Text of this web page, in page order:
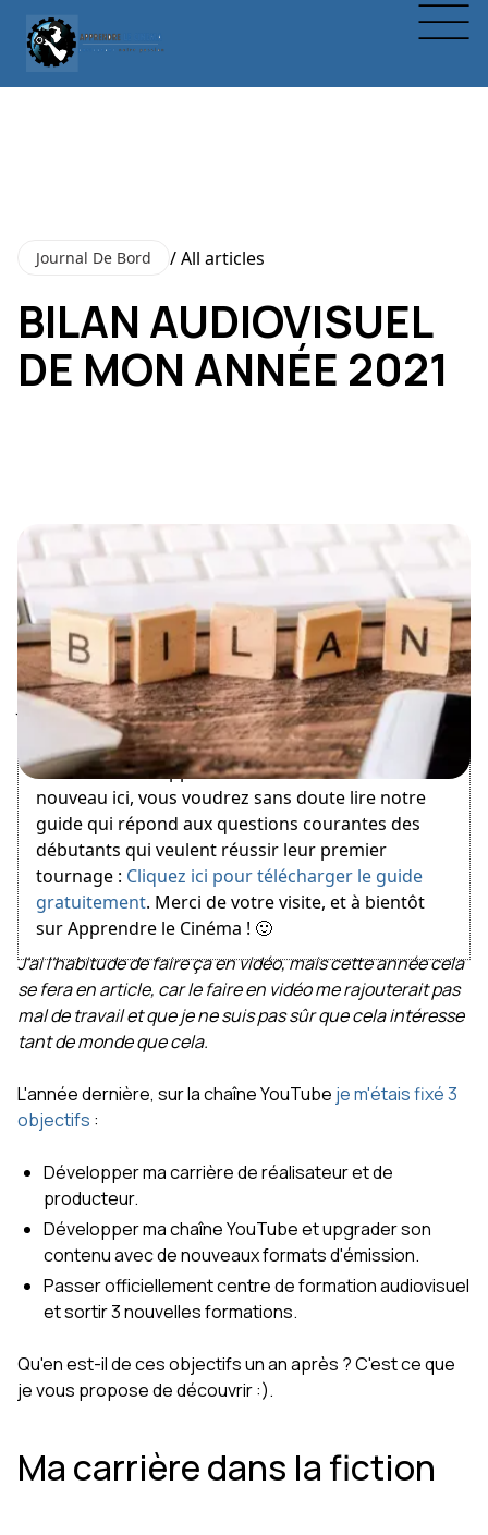
Journal De Bord / All articles
BILAN AUDIOVISUEL
DE MON ANNÉE 2021
January 8, 2022
Bienvenue sur Apprendre le Cinéma ! Si vous êtes
nouveau ici, vous voudrez sans doute lire notre
guide qui répond aux questions courantes des
débutants qui veulent réussir leur premier
tournage : Cliquez ici pour télécharger le guide
gratuitement. Merci de votre visite, et à bientôt
sur Apprendre le Cinéma ! 🙂
J'ai l'habitude de faire ça en vidéo, mais cette année cela
se fera en article, car le faire en vidéo me rajouterait pas
mal de travail et que je ne suis pas sûr que cela intéresse
tant de monde que cela.
L'année dernière, sur la chaîne YouTube je m'étais fixé 3
objectifs :
Développer ma carrière de réalisateur et de
producteur.
Développer ma chaîne YouTube et upgrader son
contenu avec de nouveaux formats d'émission.
Passer officiellement centre de formation audiovisuel
et sortir 3 nouvelles formations.
Qu'en est-il de ces objectifs un an après ? C'est ce que
je vous propose de découvrir :).
Ma carrière dans la fiction